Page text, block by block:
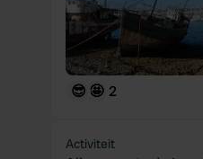
😎 🤩 2
Activiteit